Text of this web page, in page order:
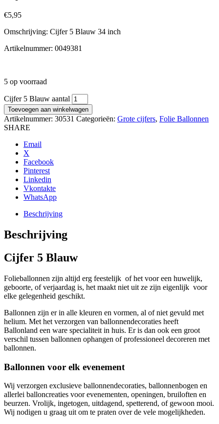
€5,95
Omschrijving: Cijfer 5 Blauw 34 inch
Artikelnummer: 0049381
5 op voorraad
Cijfer 5 Blauw aantal
Toevoegen aan winkelwagen
Artikelnummer: 30531 Categorieën: Grote cijfers, Folie Ballonnen
SHARE
Email
X
Facebook
Pinterest
Linkedin
Vkontakte
WhatsApp
Beschrijving
Beschrijving
Cijfer 5 Blauw
Folieballonnen zijn altijd erg feestelijk of het voor een huwelijk,
geboorte, of verjaardag is, het maakt niet uit ze zijn eigenlijk voor
elke gelegenheid geschikt.
Ballonnen zijn er in alle kleuren en vormen, al of niet gevuld met
helium. Met het verzorgen van ballonnendecoraties heeft
Ballonland een ware specialiteit in huis. Er is dan ook een groot
verschil tussen ballonnen ophangen of professioneel decoreren met
ballonnen.
Ballonnen voor elk evenement
Wij verzorgen exclusieve ballonnendecoraties, ballonnenbogen en
allerlei balloncreaties voor evenementen, openingen, bruiloften en
beurzen. Vrolijk, ingetogen, uitdagend, spetterend, of gewoon mooi.
Wij nodigen u graag uit om te praten over de vele mogelijkheden.